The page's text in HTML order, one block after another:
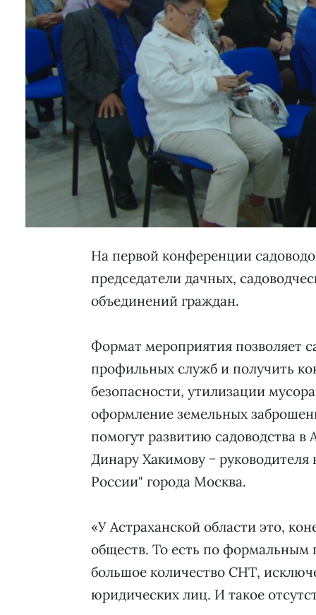
На первой конференции
председатели дачных,
объединений граждан.
Формат мероприятия позволяет
профильных служб и получить
безопасности, утилизации
оформление земельных
помогут развитию садоводства в
Динару Хакимову −
России" города Москва.
«У Астраханской области это,
обществ. То есть по формальным
большое количество СНТ,
юридических лиц. И такое